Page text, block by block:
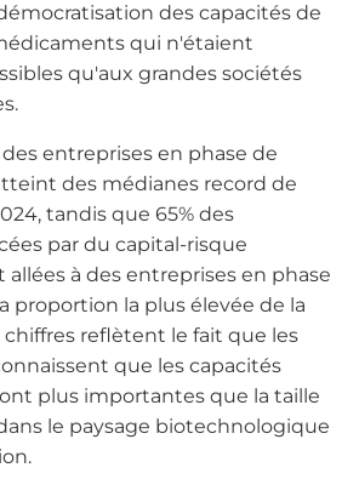
des capacités de
qui n'étaient
qu'aux grandes sociétés
entreprises en phase de
des médianes record de
tandis que 65% des
par du capital-risque
à des entreprises en phase
proportion la plus élevée de la
chiffres reflètent le fait que les
que les capacités
plus importantes que la taille
le paysage biotechnologique